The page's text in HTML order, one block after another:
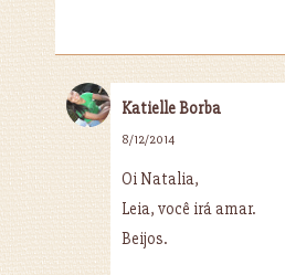
Katielle Borba
8/12/2014
Oi Natalia,
Leia, você irá amar.
Beijos.